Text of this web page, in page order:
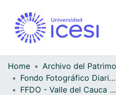
Home
Fondo Fotográfico Diario Occidente
FFDO - Valle del Cauca - Patrimonial